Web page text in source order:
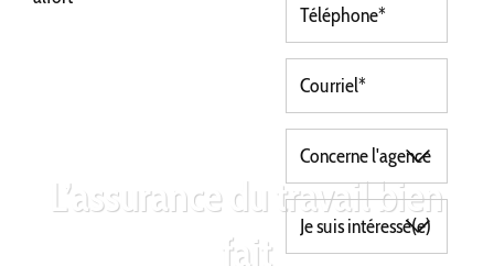
L’assurance du travail bien
fait